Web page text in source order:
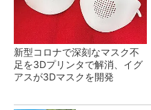
新型コロナで深刻なマスク不
足を3Dプリンタで解消、イグ
アスが3Dマスクを開発